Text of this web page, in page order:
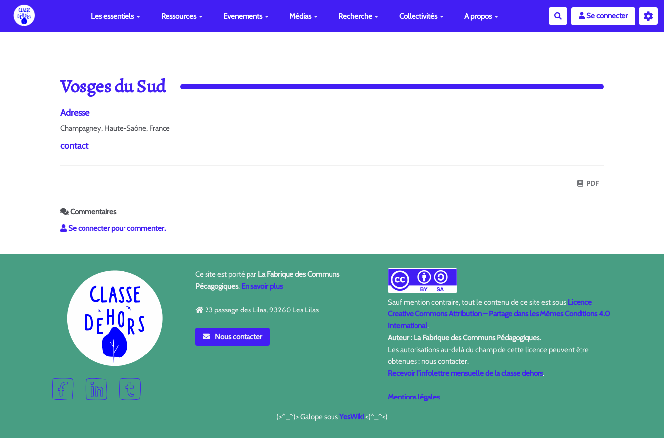
Les essentiels Ressources Evenements Médias Recherche Collectivités A propos RechercherSe connecter
Vosges du Sud
Adresse
Champagney, Haute-Saône, France
contact
PDF
Commentaires
Se connecter pour commenter.
Ce site est porté par La Fabrique des Communs
Pédagogiques. En savoir plus
23 passage des Lilas, 93260 Les Lilas
Nous contacter
Sauf mention contraire, tout le contenu de ce site est sous Licence
Creative Commons Attribution – Partage dans les Mêmes Conditions 4.0
International.
Auteur : La Fabrique des Communs Pédagogiques.
Les autorisations au-delà du champ de cette licence peuvent être
obtenues : nous contacter.
Recevoir l'infolettre mensuelle de la classe dehors.
Mentions légales
(>^_^)> Galope sousYesWiki<(^_^<)